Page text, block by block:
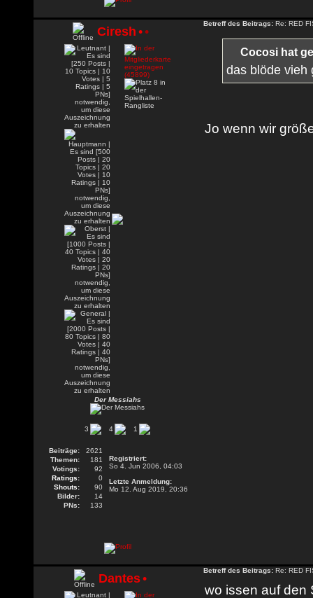
Ciresh ••
Der Messiahs
3 4 1
Beiträge:
2621
Themen:
181
Votings:
92
Ratings:
0
Shouts:
90
Bilder:
14
PNs:
133
Registriert:
So 4. Jun 2006, 04:03
Letzte Anmeldung:
Mo 12. Aug 2019, 20:36
Betreff des Beitrags: Re: RED
Cocosi hat
das blöde vieh
Jo wenn wir
Dantes•
Betreff des Beitrags: Re: RED
wo issen auf den